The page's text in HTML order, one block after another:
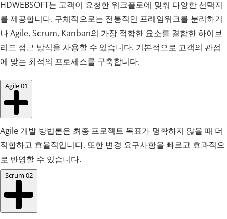
HDWEBSOFT는 고객이 요청한 워크플로에 맞춰 다양한 선택지
를 제공합니다. 구체적으로는 전통적인 프레임워크를 분리하거
나 Agile, Scrum, Kanban의 가장 적합한 요소를 결합한 하이브
리드 접근 방식을 사용할 수 있습니다. 기본적으로 고객의 관점
에 맞는 최적의 프로세스를 구축합니다.
Agile01
Agile 개발 방법론은 최종 프로젝트 목표가 명확하지 않을 때 더
적합하고 효율적입니다. 또한 변경 요구사항을 빠르고 효과적으
로 반영할 수 있습니다.
Scrum 02